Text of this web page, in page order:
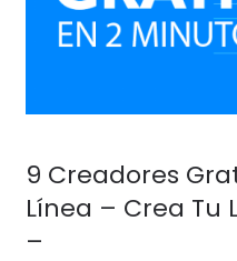
9 Creadores
Línea – Crea Tu
–